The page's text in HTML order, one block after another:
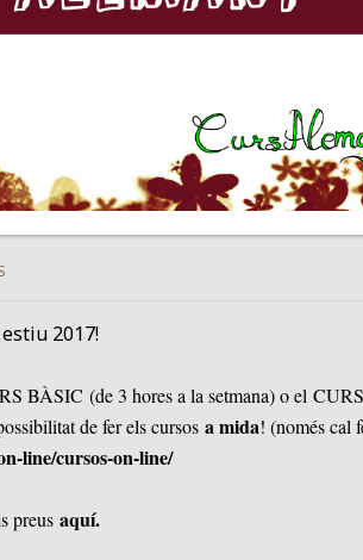
2017!
BÀSIC (de 3 hores a la setmana) o el CURS
de fer els cursos a mida! (només cal
line/cursos-on-line/
preus aquí.